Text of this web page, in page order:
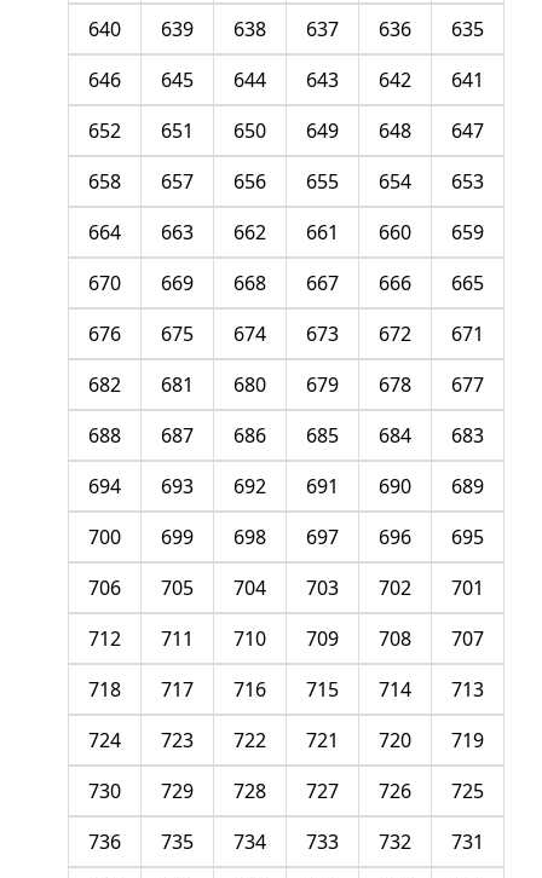
635
636
637
638
639
640
641
642
643
644
645
646
647
648
649
650
651
652
653
654
655
656
657
658
659
660
661
662
663
664
665
666
667
668
669
670
671
672
673
674
675
676
677
678
679
680
681
682
683
684
685
686
687
688
689
690
691
692
693
694
695
696
697
698
699
700
701
702
703
704
705
706
707
708
709
710
711
712
713
714
715
716
717
718
719
720
721
722
723
724
725
726
727
728
729
730
731
732
733
734
735
736